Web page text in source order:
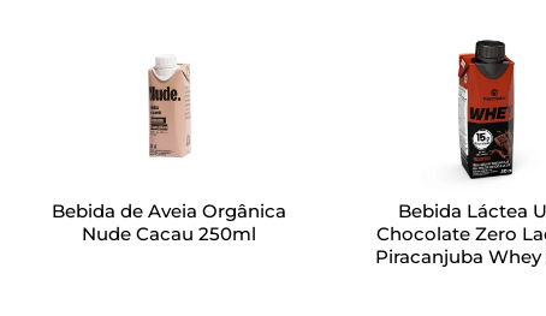
Bebida de Aveia Orgânica
Nude Cacau 250ml
Bebida Láctea
Chocolate Zero
Piracanjuba Whey